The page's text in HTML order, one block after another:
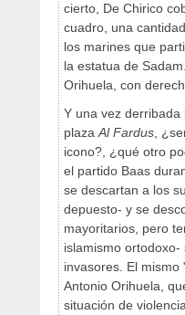
cierto, De Chirico
cuadro, una
los marines que
la estatua de
Orihuela, con
Y una vez derribada
plaza Al Fardus ,
icono?, ¿qué otro
el partido Baas
se descartan a los
depuesto- y se
mayoritarios, pero
islamismo
invasores. El
Antonio Orihuela,
situación de